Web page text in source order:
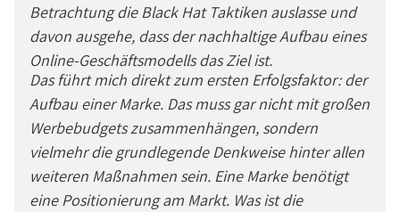
Betrachtung die Black Hat Taktiken auslasse und
davon ausgehe, dass der nachhaltige Aufbau eines
Online-Geschäftsmodells das Ziel ist.
Das führt mich direkt zum ersten Erfolgsfaktor: der
Aufbau einer Marke. Das muss gar nicht mit großen
Werbebudgets zusammenhängen, sondern
vielmehr die grundlegende Denkweise hinter allen
weiteren Maßnahmen sein. Eine Marke benötigt
eine Positionierung am Markt. Was ist die